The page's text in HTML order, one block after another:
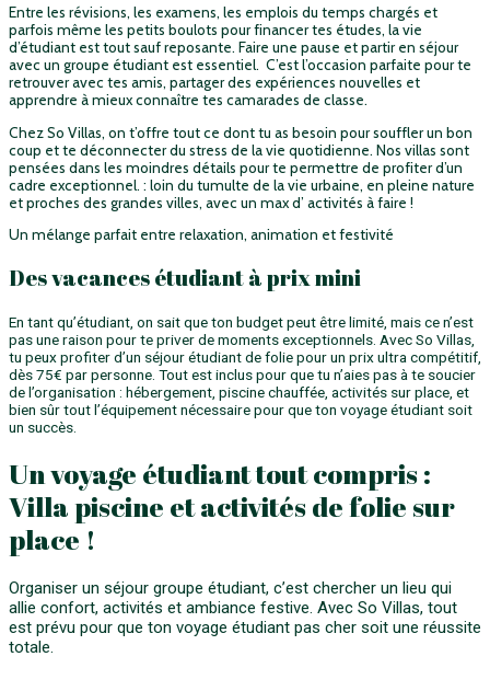
Entre les révisions, les examens, les emplois du temps chargés et
parfois même les petits boulots pour financer tes études, la vie
d’étudiant est tout sauf reposante. Faire une pause et partir en séjour
avec un groupe étudiant est essentiel. C’est l’occasion parfaite pour te
retrouver avec tes amis, partager des expériences nouvelles et
apprendre à mieux connaître tes camarades de classe.
Chez So Villas, on t’offre tout ce dont tu as besoin pour souffler un bon
coup et te déconnecter du stress de la vie quotidienne. Nos villas sont
pensées dans les moindres détails pour te permettre de profiter d’un
cadre exceptionnel. : loin du tumulte de la vie urbaine, en pleine nature
et proches des grandes villes, avec un max d’ activités à faire !
Un mélange parfait entre relaxation, animation et festivité
Des vacances étudiant à prix mini
En tant qu’étudiant, on sait que ton budget peut être limité, mais ce n’est
pas une raison pour te priver de moments exceptionnels. Avec So Villas,
tu peux profiter d’un séjour étudiant de folie pour un prix ultra compétitif,
dès 75€ par personne. Tout est inclus pour que tu n’aies pas à te soucier
de l’organisation : hébergement, piscine chauffée, activités sur place, et
bien sûr tout l’équipement nécessaire pour que ton voyage étudiant soit
un succès.
Un voyage étudiant tout compris :
Villa piscine et activités de folie sur
place !
Organiser un séjour groupe étudiant, c’est chercher un lieu qui
allie confort, activités et ambiance festive. Avec So Villas, tout
est prévu pour que ton voyage étudiant pas cher soit une réussite
totale.